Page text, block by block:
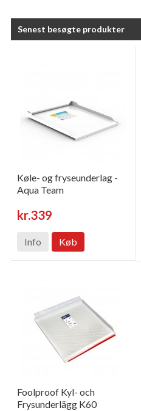
Senest besøgte produkter
Køle- og fryseunderlag -
Aqua Team
kr.339
Info Køb
Foolproof Kyl- och
Frysunderlägg K60